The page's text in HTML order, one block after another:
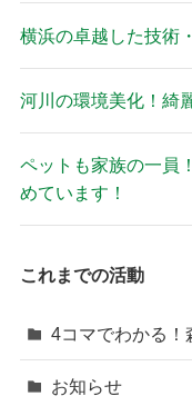
横浜の卓越した技術
河川の環境美化！綺
ペットも家族の一員
めています！
これまでの活動
4コマでわかる！
お知らせ